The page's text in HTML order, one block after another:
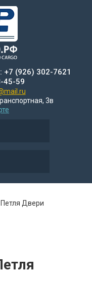
+7 (926) 302-7621
45-59
3в
Петля Двери